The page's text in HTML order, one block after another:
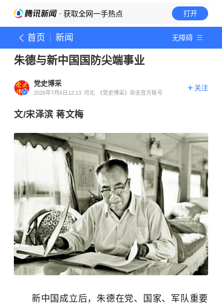
· 获取全网一手热点 打开
首页 新闻 无障碍
朱德与新中国国防尖端事业
党史博采
2026年7月6日12:13 河北 《党史博采》杂志官方账号
关注
文/宋泽滨 蒋文梅
新中国成立后，朱德在党、国家、军队重要